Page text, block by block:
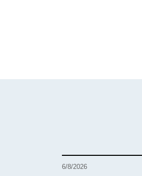
6/8/2026